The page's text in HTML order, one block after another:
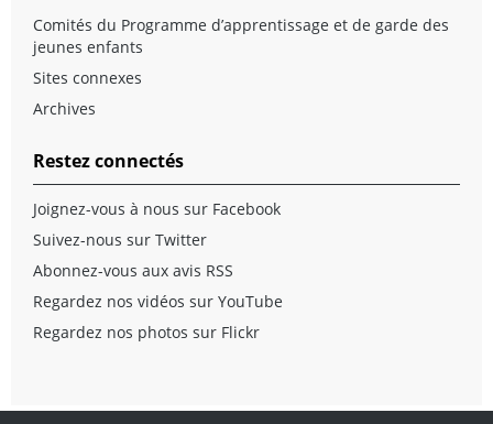
Comités du Programme d’apprentissage et de garde des
jeunes enfants
Sites connexes
Archives
Restez connectés
Joignez-vous à nous sur Facebook
Suivez-nous sur Twitter
Abonnez-vous aux avis RSS
Regardez nos vidéos sur YouTube
Regardez nos photos sur Flickr